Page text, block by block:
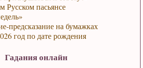
Русском пасьянсе
предсказание на бумажках
год по дате рождения
Гадания онлайн